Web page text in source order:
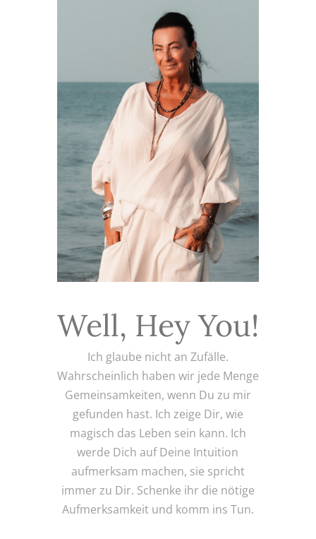
Well, Hey You!
Ich glaube nicht an Zufälle.
Wahrscheinlich haben wir jede Menge
Gemeinsamkeiten, wenn Du zu mir
gefunden hast. Ich zeige Dir, wie
magisch das Leben sein kann. Ich
werde Dich auf Deine Intuition
aufmerksam machen, sie spricht
immer zu Dir. Schenke ihr die nötige
Aufmerksamkeit und komm ins Tun.